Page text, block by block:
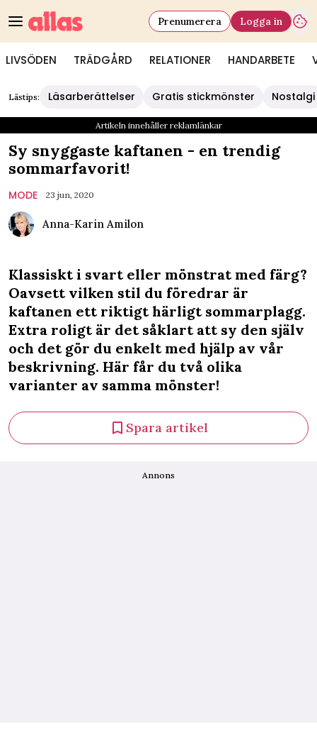
LIVSÖDEN TRÄDGÅRD RELATIONER HANDARBETE
Prenumerera Logga in
Lästips: Läsarberättelser Gratis stickmönster Nostalgi
Artikeln innehåller reklamlänkar
Sy snyggaste kaftanen - en trendig
sommarfavorit!
MODE 23 jun, 2020
Anna-Karin Amilon
Klassiskt i svart eller mönstrat med färg?
Oavsett vilken stil du föredrar är
kaftanen ett riktigt härligt sommarplagg.
Extra roligt är det såklart att sy den själv
och det gör du enkelt med hjälp av vår
beskrivning. Här får du två olika
varianter av samma mönster!
Spara artikel
Annons